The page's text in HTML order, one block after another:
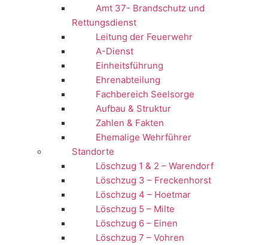
Amt 37- Brandschutz und
Rettungsdienst
Leitung der Feuerwehr
A-Dienst
Einheitsführung
Ehrenabteilung
Fachbereich Seelsorge
Aufbau & Struktur
Zahlen & Fakten
Ehemalige Wehrführer
Standorte
Löschzug 1 & 2 – Warendorf
Löschzug 3 – Freckenhorst
Löschzug 4 – Hoetmar
Löschzug 5 – Milte
Löschzug 6 – Einen
Löschzug 7 – Vohren